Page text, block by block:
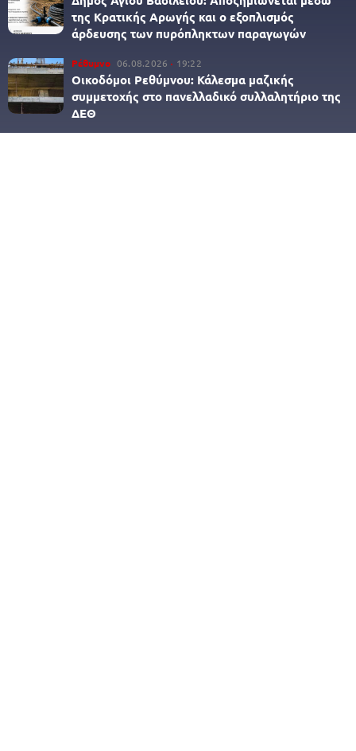
της Κρατικής Αρωγής και ο εξοπλισμός
άρδευσης των πυρόπληκτων παραγωγών
Ρέθυμνο 06.08.2026 19:22
Οικοδόμοι Ρεθύμνου: Κάλεσμα μαζικής
συμμετοχής στο πανελλαδικό συλλαλητήριο της
ΔΕΘ